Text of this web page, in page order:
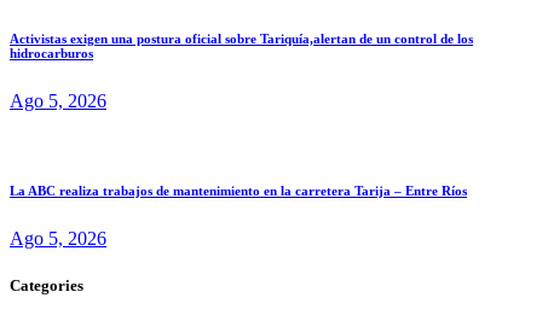
Activistas exigen una postura oficial sobre Tariquía,alertan de un control de los
hidrocarburos
Ago 5, 2026
La ABC realiza trabajos de mantenimiento en la carretera Tarija – Entre Ríos
Ago 5, 2026
Categories